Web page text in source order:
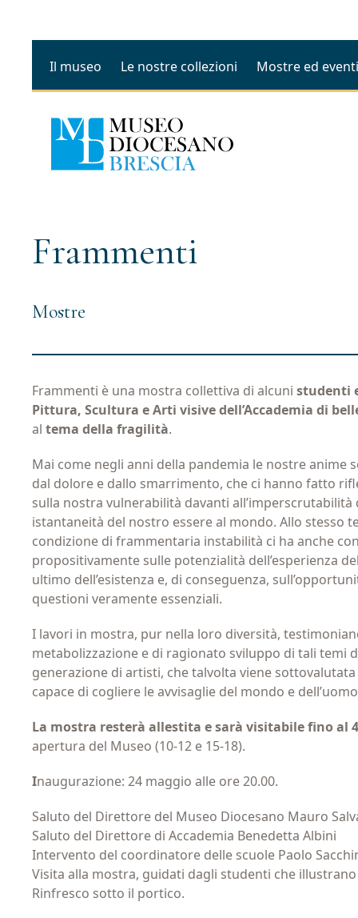
Il museo Le nostre collezioni Mostre ed eventi
Frammenti
Mostre
Frammenti è una mostra collettiva di alcuni studenti
Pittura, Scultura e Arti visive dell’Accademia di
al tema della fragilità.
Mai come negli anni della pandemia le nostre anime
dal dolore e dallo smarrimento, che ci hanno fatto
sulla nostra vulnerabilità davanti all’imperscrutabilità
istantaneità del nostro essere al mondo. Allo stesso
condizione di frammentaria instabilità ci ha anche
propositivamente sulle potenzialità dell’esperienza
ultimo dell’esistenza e, di conseguenza,
questioni veramente essenziali.
I lavori in mostra, pur nella loro diversità,
metabolizzazione e di ragionato sviluppo di tali temi
generazione di artisti, che talvolta viene sottovalutata
capace di cogliere le avvisaglie del mondo e
La mostra resterà allestita e sarà visitabile fino al
apertura del Museo (10-12 e 15-18).
Inaugurazione: 24 maggio alle ore 20.00.
Saluto del Direttore del Museo Diocesano Mauro
Saluto del Direttore di Accademia Benedetta Albini
Intervento del coordinatore delle scuole Paolo
Visita alla mostra, guidati dagli studenti che
Rinfresco sotto il portico.